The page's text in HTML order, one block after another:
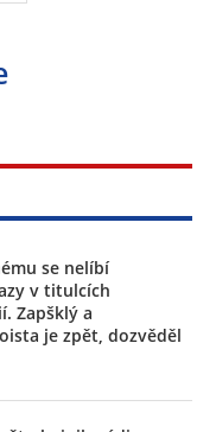
se nelíbí
v titulcích
Zapšklý a
je zpět, dozvěděl